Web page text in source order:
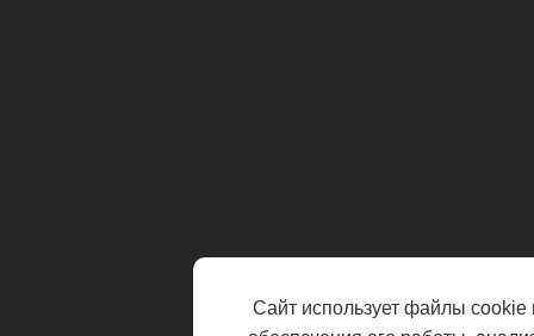
Сайт использует файлы cookie